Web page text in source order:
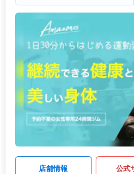
店舗情報 公式